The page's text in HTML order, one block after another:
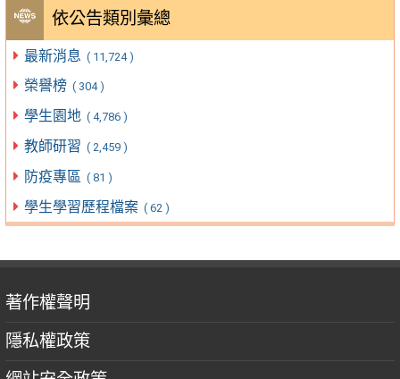
依公告類別彙總
最新消息 ( 11,724 )
榮譽榜 ( 304 )
學生園地 ( 4,786 )
教師研習 ( 2,459 )
防疫專區 ( 81 )
學生學習歷程檔案 ( 62 )
著作權聲明
隱私權政策